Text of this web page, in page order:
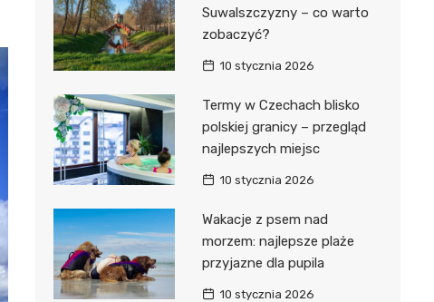
Suwalszczyzny – co warto
zobaczyć?
10 stycznia 2026
Termy w Czechach blisko
polskiej granicy – przegląd
najlepszych miejsc
10 stycznia 2026
Wakacje z psem nad
morzem: najlepsze plaże
przyjazne dla pupila
10 stycznia 2026